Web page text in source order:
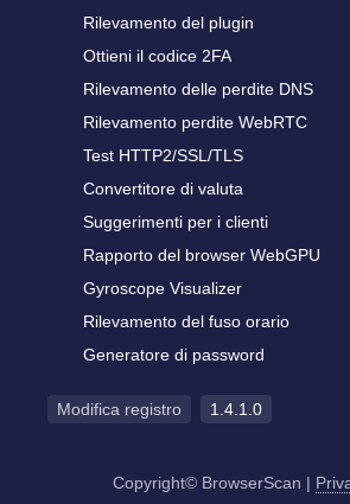
Rilevamento del plugin
Ottieni il codice 2FA
Rilevamento delle perdite DNS
Rilevamento perdite WebRTC
Test HTTP2/SSL/TLS
Convertitore di valuta
Suggerimenti per i clienti
Rapporto del browser WebGPU
Gyroscope Visualizer
Rilevamento del fuso orario
Generatore di password
Modifica registro 1.4.1.0
Copyright© BrowserScan |